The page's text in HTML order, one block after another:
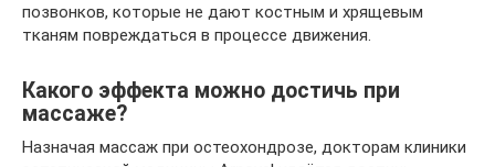
позвонков, которые не дают костным и хрящевым
тканям повреждаться в процессе движения.
Какого эффекта можно достичь при
массаже?
Назначая массаж при остеохондрозе, докторам клиники